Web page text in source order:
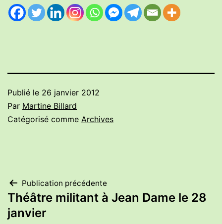
Publié le 26 janvier 2012
Par Martine Billard
Catégorisé comme Archives
Navigation
de
Publication précédente
Théâtre militant à Jean Dame le 28
janvier